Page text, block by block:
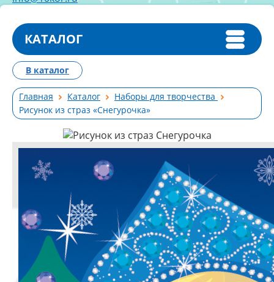
КАТАЛОГ
Главная Каталог
Наборы для творчества
Рисунок из страз «Снегурочка»
В каталог